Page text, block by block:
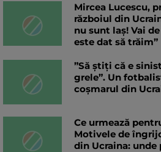
Mircea Lucescu,
războiul din
nu sunt laș! Vai
este dat să trăim”
”Să știți că e
grele”. Un
coșmarul din
Ce urmează
Motivele de
din Ucraina: